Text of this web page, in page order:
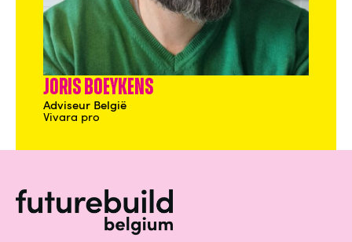
Joris Boeykens
Adviseur België
Vivara pro